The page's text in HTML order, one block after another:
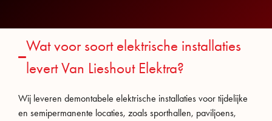
Wat voor soort elektrische installaties
levert Van Lieshout Elektra?
Wij leveren demontabele elektrische installaties voor tijdelijke
en semipermanente locaties, zoals sporthallen, paviljoens,